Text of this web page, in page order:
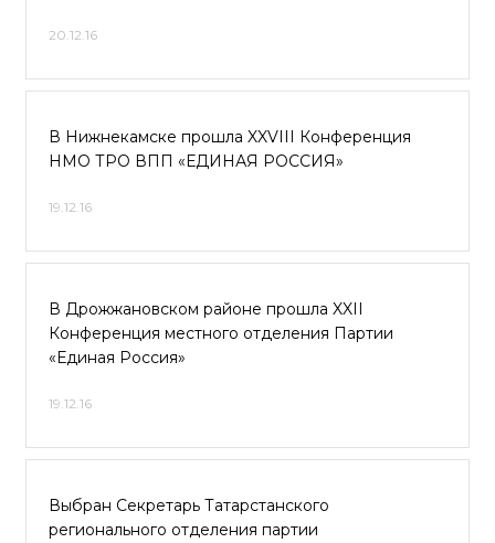
20.12.16
В Нижнекамске прошла XXVIII Конференция
НМО ТРО ВПП «ЕДИНАЯ РОССИЯ»
19.12.16
В Дрожжановском районе прошла XXII
Конференция местного отделения Партии
«Единая Россия»
19.12.16
Выбран Секретарь Татарстанского
регионального отделения партии